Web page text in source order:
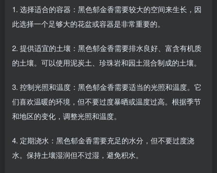
1. 选择适合的容器：黑色郁金香需要较大的空间来生长，因
此选择一个足够大的花盆或容器是非常重要的。
2. 提供适宜的土壤：黑色郁金香需要排水良好、富含有机质
的土壤。可以使用泥炭土、珍珠岩和园土混合制成的土壤。
3. 控制光照和温度：黑色郁金香需要适当的光照和温度。它
们喜欢温暖的环境，但不要过度暴晒或温度过高。根据季节
和地区的变化，调整光照和温度。
4. 定期浇水：黑色郁金香需要充足的水分，但不要过度浇
水。保持土壤湿润但不过湿，避免积水。